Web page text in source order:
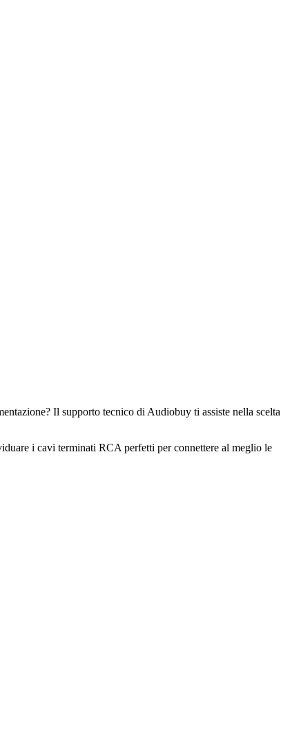
Il supporto tecnico di Audiobuy ti assiste nella scelta
i cavi terminati RCA perfetti per connettere al meglio le